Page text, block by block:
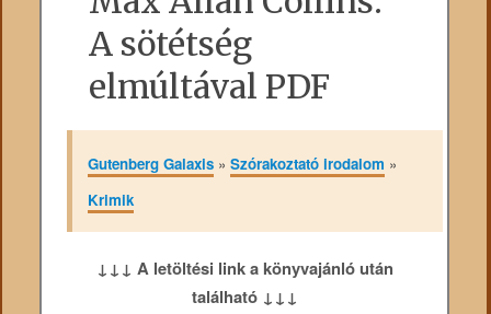
A sötétség
elmúltával PDF
Gutenberg Galaxis» Szórakoztató irodalom »
Krimik
↓↓↓ A letöltési link a könyvajánló után
található ↓↓↓